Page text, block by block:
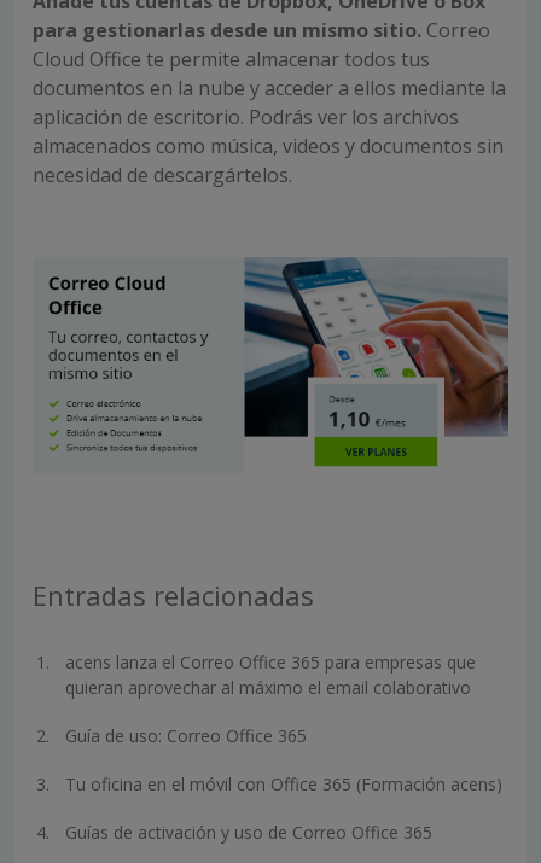
para gestionarlas desde un mismo sitio. Correo
Cloud Office te permite almacenar todos tus
documentos en la nube y acceder a ellos mediante la
aplicación de escritorio. Podrás ver los archivos
almacenados como música, videos y documentos sin
necesidad de descargártelos.
Entradas relacionadas
acens lanza el Correo Office 365 para empresas que
quieran aprovechar al máximo el email colaborativo
Guía de uso: Correo Office 365
Tu oficina en el móvil con Office 365 (Formación acens)
Guías de activación y uso de Correo Office 365